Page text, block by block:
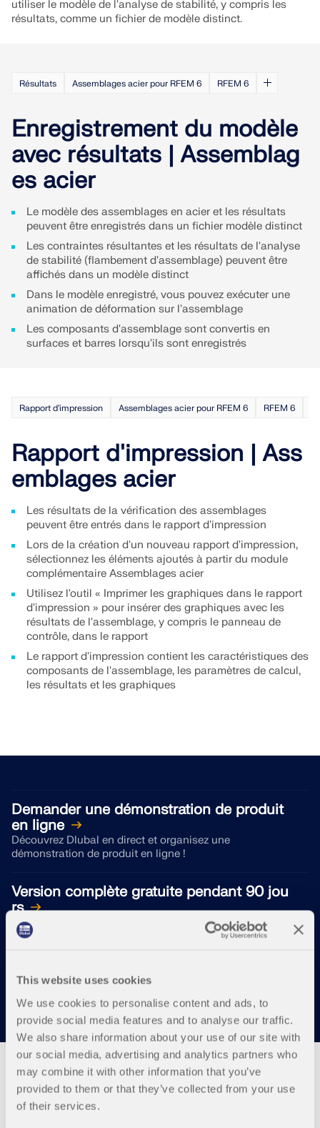
This website uses cookies
We use cookies to personalise content and ads, to
provide social media features and to analyse our traffic.
We also share information about your use of our site with
our social media, advertising and analytics partners who
may combine it with other information that you’ve
provided to them or that they’ve collected from your use
of their services.
Outil de zone géographique
zones pour la détermination rapide des charges de
neige, des vitesses de vent et des données
sismiques.
Versions précédentes
utiliser le modèle de l'analyse de stabilité, y compris les
résultats, comme un fichier de modèle distinct.
Résultats Assemblages acier pour RFEM 6 RFEM 6
Enregistrement du modèle
avec résultats | Assemblag
es acier
Le modèle des assemblages en acier et les résultats
peuvent être enregistrés dans un fichier modèle distinct
Les contraintes résultantes et les résultats de l'analyse
de stabilité (flambement d'assemblage) peuvent être
affichés dans un modèle distinct
Dans le modèle enregistré, vous pouvez exécuter une
animation de déformation sur l'assemblage
Les composants d'assemblage sont convertis en
surfaces et barres lorsqu'ils sont enregistrés
Rapport d'impression Assemblages acier pour RFEM 6 RFEM 6
Rapport d'impression | Ass
emblages acier
Les résultats de la vérification des assemblages
peuvent être entrés dans le rapport d'impression
Lors de la création d'un nouveau rapport d'impression,
sélectionnez les éléments ajoutés à partir du module
complémentaire Assemblages acier
Utilisez l'outil « Imprimer les graphiques dans le rapport
d'impression » pour insérer des graphiques avec les
résultats de l'assemblage, y compris le panneau de
contrôle, dans le rapport
Le rapport d'impression contient les caractéristiques des
composants de l'assemblage, les paramètres de calcul,
les résultats et les graphiques
Demander une démonstration de produit
en ligne
Découvrez Dlubal en direct et organisez une
démonstration de produit en ligne !
Version complète gratuite pendant 90 jou
rs
La manière la plus efficace de découvrir le logiciel
Dlubal est de l'essayer vous-même.
Contacter l’équipe commerciale
Nous sommes là pour vous !